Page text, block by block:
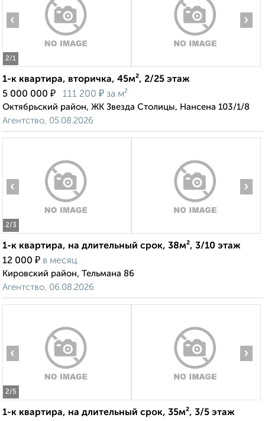
2/1
‹ ›
1-к квартира, вторичка, 45м², 2/25 этаж
5 000 000 ₽ 111 200 ₽ за м²
Октябрьский район, ЖК Звезда Столицы, Нансена 103/1/8
Агентство, 05.08.2026
2/3
‹ ›
1-к квартира, на длительный срок, 38м², 3/10 этаж
12 000 ₽ в месяц
Кировский район, Тельмана 86
Агентство, 06.08.2026
2/5
‹ ›
1-к квартира, на длительный срок, 35м², 3/5 этаж